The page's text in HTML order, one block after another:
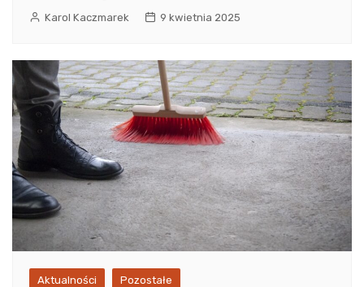
Karol Kaczmarek 9 kwietnia 2025
Aktualności Pozostałe